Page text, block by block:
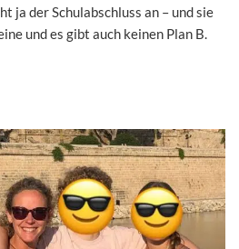
ja der Schulabschluss an – und sie
und es gibt auch keinen Plan B.